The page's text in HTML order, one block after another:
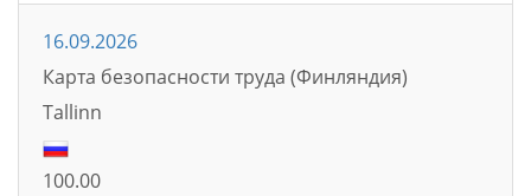
16.09.2026
Карта безопасности труда (Финляндия)
Tallinn
100.00